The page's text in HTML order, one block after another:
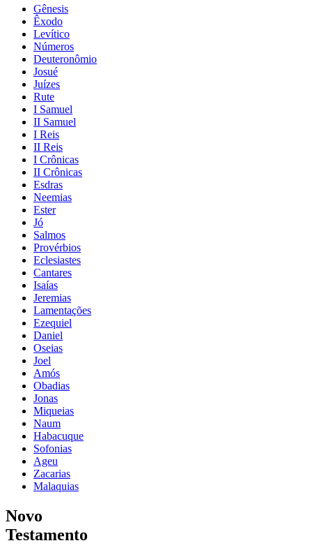
Gênesis
Êxodo
Levítico
Números
Deuteronômio
Josué
Juízes
Rute
I Samuel
II Samuel
I Reis
II Reis
I Crônicas
II Crônicas
Esdras
Neemias
Ester
Jó
Salmos
Provérbios
Eclesiastes
Cantares
Isaías
Jeremias
Lamentações
Ezequiel
Daniel
Oseias
Joel
Amós
Obadias
Jonas
Miqueias
Naum
Habacuque
Sofonias
Ageu
Zacarias
Malaquias
Novo
Testamento